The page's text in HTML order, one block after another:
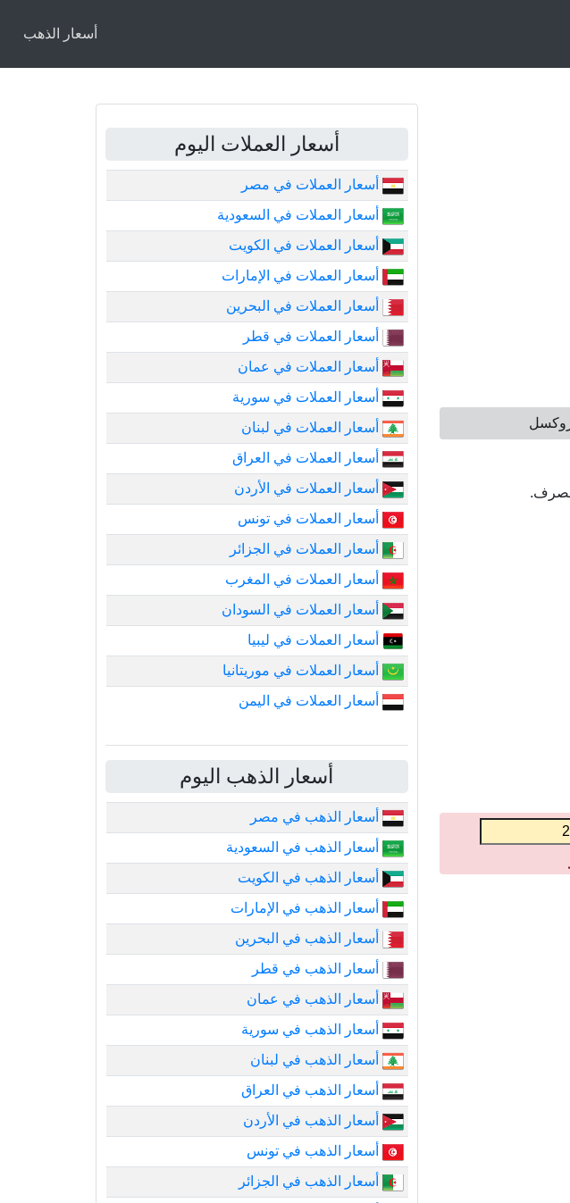
أسعار الذهب
أسعار العملات اليوم
أسعار العملات في مصر
أسعار العملات في السعودية
أسعار العملات في الكويت
أسعار العملات في الإمارات
أسعار العملات في البحرين
أسعار العملات في قطر
أسعار العملات في عمان
أسعار العملات في سورية
أسعار العملات في لبنان
أسعار العملات في العراق
أسعار العملات في الأردن
أسعار العملات في تونس
أسعار العملات في الجزائر
أسعار العملات في المغرب
أسعار العملات في السودان
أسعار العملات في ليبيا
أسعار العملات في موريتانيا
أسعار العملات في اليمن
أسعار الذهب اليوم
أسعار الذهب في مصر
أسعار الذهب في السعودية
أسعار الذهب في الكويت
أسعار الذهب في الإمارات
أسعار الذهب في البحرين
أسعار الذهب في قطر
أسعار الذهب في عمان
أسعار الذهب في سورية
أسعار الذهب في لبنان
أسعار الذهب في العراق
أسعار الذهب في الأردن
أسعار الذهب في تونس
أسعار الذهب في الجزائر